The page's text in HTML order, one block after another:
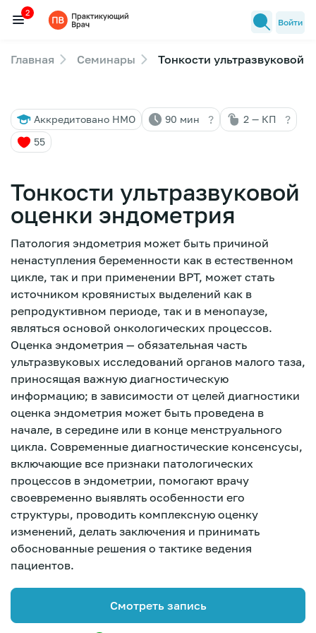
Семинары
Лекторы
FAQ
Зарегистрироваться
2
Войти
Главная Семинары Тонкости ультразвуковой
Аккредитовано НМО 90 мин ? 2 — КП ?
55
Тонкости ультразвуковой
оценки эндометрия
Патология эндометрия может быть причиной
ненаступления беременности как в естественном
цикле, так и при применении ВРТ, может стать
источником кровянистых выделений как в
репродуктивном периоде, так и в менопаузе,
являться основой онкологических процессов.
Оценка эндометрия — обязательная часть
ультразвуковых исследований органов малого таза,
приносящая важную диагностическую
информацию; в зависимости от целей диагностики
оценка эндометрия может быть проведена в
начале, в середине или в конце менструального
цикла. Современные диагностические консенсусы,
включающие все признаки патологических
процессов в эндометрии, помогают врачу
своевременно выявлять особенности его
структуры, проводить комплексную оценку
изменений, делать заключения и принимать
обоснованные решения о тактике ведения
пациентов.
Смотреть запись